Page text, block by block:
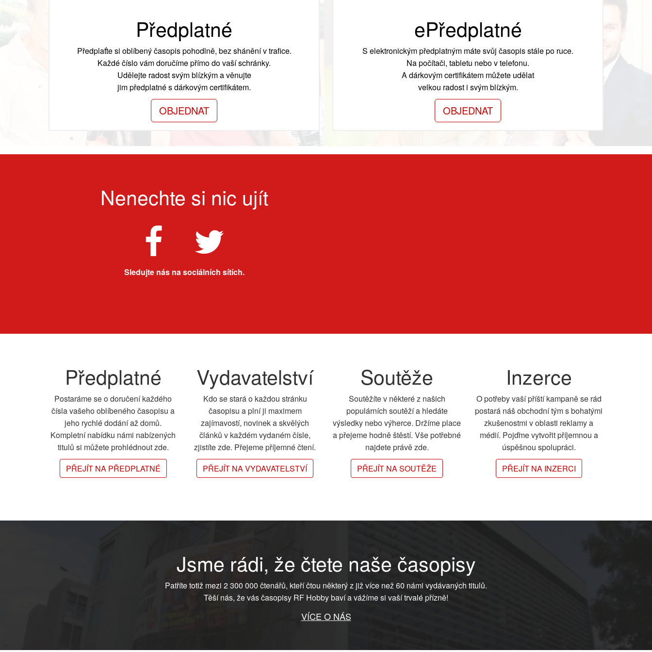
Předplatné
Předplaťte si oblíbený časopis pohodlně, bez shánění v trafice.
Každé číslo vám doručíme přímo do vaší schránky.
Udělejte radost svým blízkým a věnujte
jim předplatné s dárkovým certifikátem.
OBJEDNAT
ePředplatné
S elektronickým předplatným máte svůj časopis stále po ruce.
Na počítači, tabletu nebo v telefonu.
A dárkovým certifikátem můžete udělat
velkou radost i svým blízkým.
OBJEDNAT
Nenechte si nic ujít
Sledujte nás na sociálních sítích.
Předplatné
Postaráme se o doručení každého
čísla vašeho oblíbeného časopisu a
jeho rychlé dodání až domů.
Kompletní nabídku námi nabízených
titulů si můžete prohlédnout zde.
PŘEJÍT NA PŘEDPLATNÉ
Vydavatelství
Kdo se stará o každou stránku
časopisu a plní ji maximem
zajímavostí, novinek a skvělých
článků v každém vydaném čísle,
zjistíte zde. Přejeme příjemné čtení.
PŘEJÍT NA VYDAVATELSTVÍ
Soutěže
Soutěžíte v některé z našich
populárních soutěží a hledáte
výsledky nebo výherce. Držíme place
a přejeme hodně štěstí. Vše potřebné
najdete právě zde.
PŘEJÍT NA SOUTĚŽE
Inzerce
O potřeby vaší příští kampaně se rád
postará náš obchodní tým s bohatými
zkušenostmi v oblasti reklamy a
médií. Pojďme vytvořit příjemnou a
úspěšnou spolupráci.
PŘEJÍT NA INZERCI
Jsme rádi, že čtete naše časopisy
Patříte totiž mezi 2 300 000 čtenářů, kteří čtou některý z již více než 60 námi vydávaných titulů.
Těší nás, že vás časopisy RF Hobby baví a vážíme si vaší trvalé přízně!
VÍCE O NÁS